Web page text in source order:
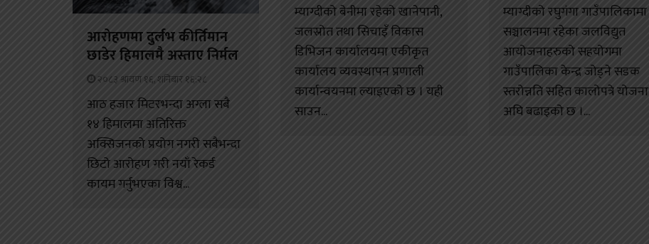
आरोहणमा दुर्लभ कीर्तिमान
छाडेर हिमालमै अस्ताए निर्मल
२०८३ श्रावण १६, शनिबार १६:२८
आठ हजार मिटरभन्दा अग्ला सबै
१४ हिमालमा अतिरिक्त
अक्सिजनको प्रयोग नगरी सबैभन्दा
छिटो आरोहण गरी नयाँ रेकर्ड
कायम गर्नुभएका विश्व...
म्याग्दीको बेनीमा रहेको खानेपानी,
जलस्रोत तथा सिचाइँ विकास
डिभिजन कार्यालयमा एकीकृत
कार्यालय व्यवस्थापन प्रणाली
कार्यान्वयनमा ल्याइएको छ । यही
साउन...
म्याग्दीको रघुगंगा गाउँपालिकामा
सञ्चालनमा रहेका जलविद्युत
आयोजनाहरुको सहयोगमा
गाउँपालिका केन्द्र जोड्ने सडक
स्तरोन्नति सहित कालोपत्रे योजना
अघि बढाइको छ ।...